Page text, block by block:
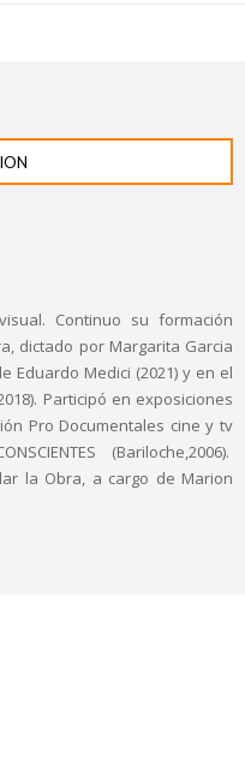
Continuo su formación
dictado por Margarita Garcia
Eduardo Medici (2021) y en el
Participó en exposiciones
Pro Documentales cine y tv
(Bariloche,2006).
la Obra, a cargo de Marion